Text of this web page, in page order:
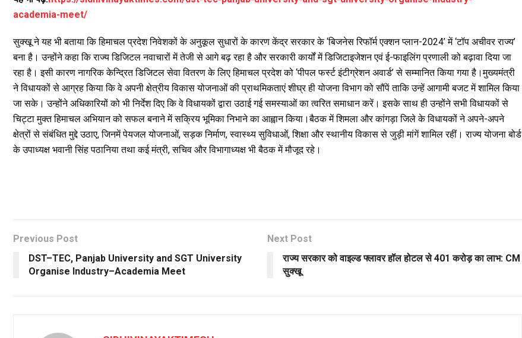
academia-meet/
सुक्खू ने यह भी बताया कि हिमाचल प्रदेश निवेशकों के अनुकूल सुधारों के कारण केंद्र सरकार के ‘बिजनेस रिफॉर्म एक्शन प्लान-2024’ में ‘टॉप अचीवर राज्य’
बना है। उन्होंने कहा कि राज्य डिजिटल नवाचारों में तेजी से आगे बढ़ रहा है और सरकारी कार्यों में डिजिटाइजेशन एवं ई-फाइलिंग प्रणाली को बढ़ावा दिया जा
रहा है। इसी कारण नागरिक केन्द्रित डिजिटल सेवा वितरण के लिए हिमाचल प्रदेश को ‘पीपल फर्स्ट इंटीग्रेशन अवार्ड’ से सम्मानित किया गया है।मुख्यमंत्री
ने विधायकों से आग्रह किया कि वे अपनी क्षेत्रीय विकास योजनाओं की प्राथमिकताएं शीघ्र ही योजना विभाग को सौंपें ताकि उन्हें आगामी बजट में शामिल किया
जा सके। उन्होंने अधिकारियों को भी निर्देश दिए कि वे विधायकों द्वारा उठाई गई समस्याओं का त्वरित समाधान करें। इसके साथ ही उन्होंने सभी विधायकों से
चिट्टा मुक्त हिमाचल अभियान को सफल बनाने में सक्रिय भूमिका निभाने का आह्वान किया।बैठक में शिमला और कांगड़ा जिले के विधायकों ने अपने-अपने
क्षेत्रों से संबंधित मुद्दे उठाए, जिनमें पेयजल योजनाओं, सड़क निर्माण, स्वास्थ्य सुविधाओं, शिक्षा और स्थानीय विकास से जुड़ी मांगें शामिल रहीं। राज्य योजना बोर्ड
के उपाध्यक्ष भवानी सिंह पठानिया तथा कई मंत्री, सचिव और विभागाध्यक्ष भी बैठक में मौजूद रहे।
Previous Post
DST–TEC, Panjab University and SGT University
Organise Industry–Academia Meet
Next Post
राज्य सरकार को वाइल्ड फ्लावर हॉल होटल से 401 करोड़ का लाभ: CM
सुक्खू